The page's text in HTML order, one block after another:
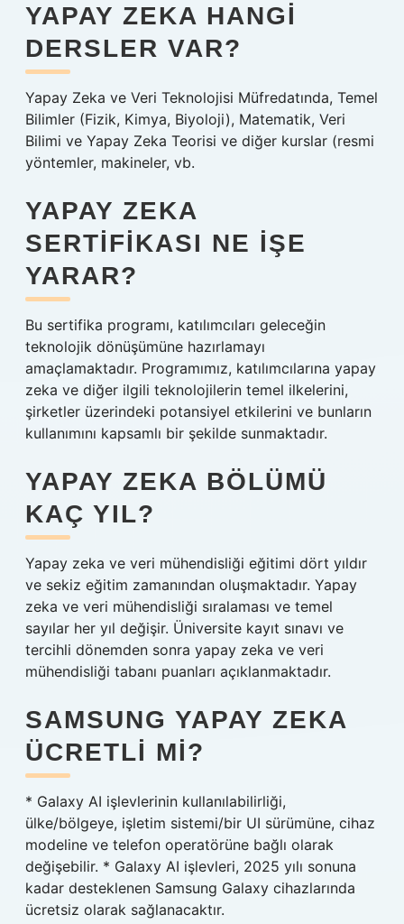
YAPAY ZEKA HANGI
DERSLER VAR?
Yapay Zeka ve Veri Teknolojisi Müfredatında, Temel
Bilimler (Fizik, Kimya, Biyoloji), Matematik, Veri
Bilimi ve Yapay Zeka Teorisi ve diğer kurslar (resmi
yöntemler, makineler, vb.
YAPAY ZEKA
SERTIFIKASI NE IŞE
YARAR?
Bu sertifika programı, katılımcıları geleceğin
teknolojik dönüşümüne hazırlamayı
amaçlamaktadır. Programımız, katılımcılarına yapay
zeka ve diğer ilgili teknolojilerin temel ilkelerini,
şirketler üzerindeki potansiyel etkilerini ve bunların
kullanımını kapsamlı bir şekilde sunmaktadır.
YAPAY ZEKA BÖLÜMÜ
KAÇ YIL?
Yapay zeka ve veri mühendisliği eğitimi dört yıldır
ve sekiz eğitim zamanından oluşmaktadır. Yapay
zeka ve veri mühendisliği sıralaması ve temel
sayılar her yıl değişir. Üniversite kayıt sınavı ve
tercihli dönemden sonra yapay zeka ve veri
mühendisliği tabanı puanları açıklanmaktadır.
SAMSUNG YAPAY ZEKA
ÜCRETLI MI?
* Galaxy AI işlevlerinin kullanılabilirliği,
ülke/bölgeye, işletim sistemi/bir UI sürümüne, cihaz
modeline ve telefon operatörüne bağlı olarak
değişebilir. * Galaxy AI işlevleri, 2025 yılı sonuna
kadar desteklenen Samsung Galaxy cihazlarında
ücretsiz olarak sağlanacaktır.